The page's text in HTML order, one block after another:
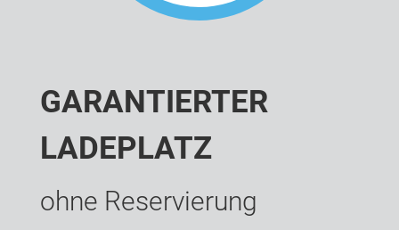
GARANTIERTER
LADEPLATZ
ohne Reservierung